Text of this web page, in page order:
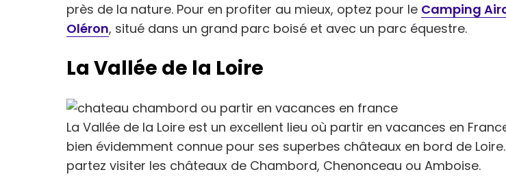
près de la nature. Pour en profiter au mieux, optez pour le Camping
Oléron, situé dans un grand parc boisé et avec un parc équestre.
La Vallée de la Loire
La Vallée de la Loire est un excellent lieu où partir en vacances en
bien évidemment connue pour ses superbes châteaux en bord de
partez visiter les châteaux de Chambord, Chenonceau ou Amboise.